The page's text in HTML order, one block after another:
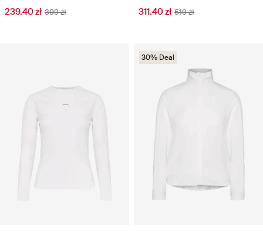
239.40 zł 399 zł 311.40 zł 519 zł
30% Deal